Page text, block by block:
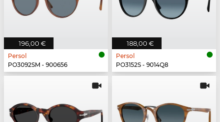
196,00 €
Persol
PO3092SM - 900656
188,00 €
Persol
PO3152S - 9014Q8